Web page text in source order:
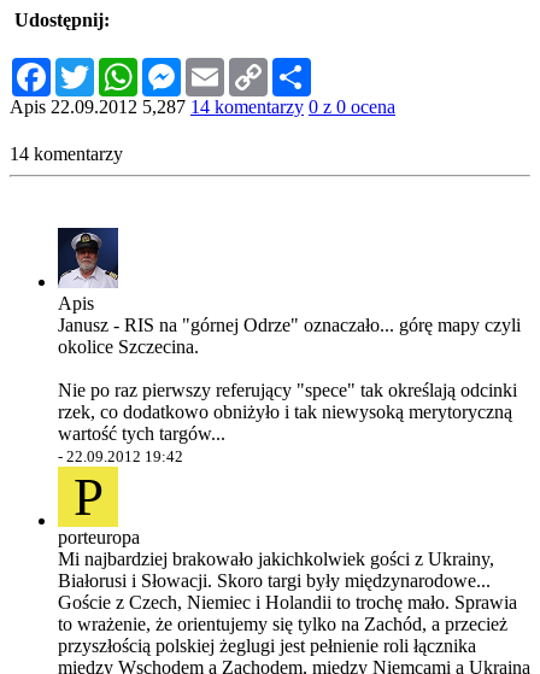
Udostępnij:
Facebook
TwitterWhatsAppMessenger
Email Copy
Link
Apis 22.09.2012 5,287 14 komentarzy 0 z 0 ocena
14 komentarzy
Apis
Janusz - RIS na "górnej Odrze" oznaczało... górę mapy czyli
okolice Szczecina.
Nie po raz pierwszy referujący "spece" tak określają odcinki
rzek, co dodatkowo obniżyło i tak niewysoką merytoryczną
wartość tych targów...
- 22.09.2012 19:42
P
porteuropa
Mi najbardziej brakowało jakichkolwiek gości z Ukrainy,
Białorusi i Słowacji. Skoro targi były międzynarodowe...
Goście z Czech, Niemiec i Holandii to trochę mało. Sprawia
to wrażenie, że orientujemy się tylko na Zachód, a przecież
przyszłością polskiej żeglugi jest pełnienie roli łącznika
między Wschodem a Zachodem, między Niemcami a Ukrainą